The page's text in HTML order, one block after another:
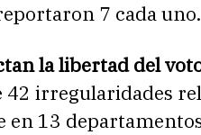
7 cada uno.
la libertad del
irregularidades
en 13